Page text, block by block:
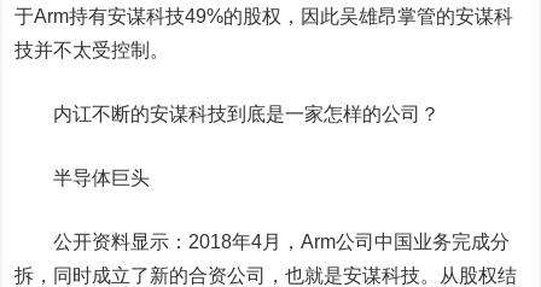
于Arm持有安谋科技49%的股权，因此吴雄昂掌管的安谋科
技并不太受控制。
内讧不断的安谋科技到底是一家怎样的公司？
半导体巨头
公开资料显示：2018年4月，Arm公司中国业务完成分
拆，同时成立了新的合资公司，也就是安谋科技。从股权结